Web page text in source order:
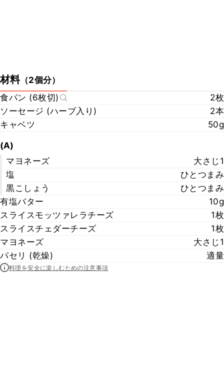
材料（2個分）
食パン (6枚切)
2枚
ソーセージ (ハーブ入り)
2本
キャベツ
50g
(A)
マヨネーズ
大さじ1
塩
ひとつまみ
黒こしょう
ひとつまみ
有塩バター
10g
スライスモッツァレラチーズ
1枚
スライスチェダーチーズ
1枚
マヨネーズ
大さじ1
パセリ (乾燥)
適量
料理を安全に楽しむための注意事項